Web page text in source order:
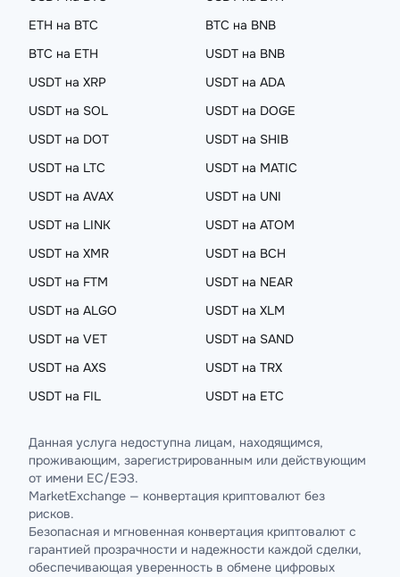
ETH на BTC
BTC на BNB
BTC на ETH
USDT на BNB
USDT на XRP
USDT на ADA
USDT на SOL
USDT на DOGE
USDT на DOT
USDT на SHIB
USDT на LTC
USDT на MATIC
USDT на AVAX
USDT на UNI
USDT на LINK
USDT на ATOM
USDT на XMR
USDT на BCH
USDT на FTM
USDT на NEAR
USDT на ALGO
USDT на XLM
USDT на VET
USDT на SAND
USDT на AXS
USDT на TRX
USDT на FIL
USDT на ETC
Данная услуга недоступна лицам, находящимся,
проживающим, зарегистрированным или действующим
от имени ЕС/ЕЭЗ.
MarketExchange — конвертация криптовалют без
рисков.
Безопасная и мгновенная конвертация криптовалют с
гарантией прозрачности и надежности каждой сделки,
обеспечивающая уверенность в обмене цифровых